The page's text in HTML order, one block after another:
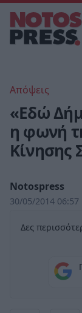
Απόψεις
«Εδώ
η φωνή
Κίνησης
Notospress
30/05/2014 06:57
Δες